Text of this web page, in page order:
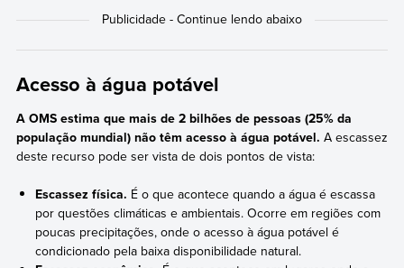
Acesso à água potável
A OMS estima que mais de 2 bilhões de pessoas (25% da
população mundial) não têm acesso à água potável. A escassez
deste recurso pode ser vista de dois pontos de vista:
Escassez física. É o que acontece quando a água é escassa
por questões climáticas e ambientais. Ocorre em regiões com
poucas precipitações, onde o acesso à água potável é
condicionado pela baixa disponibilidade natural.